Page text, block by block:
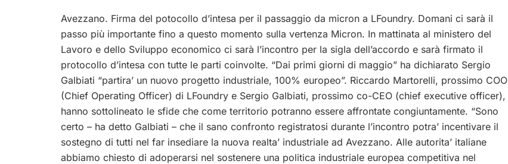
Avezzano. Firma del potocollo d’intesa per il passaggio da micron a LFoundry. Domani ci sarà il
passo più importante fino a questo momento sulla vertenza Micron. In mattinata al ministero del
Lavoro e dello Sviluppo economico ci sarà l’incontro per la sigla dell’accordo e sarà firmato il
protocollo d’intesa con tutte le parti coinvolte. “Dai primi giorni di maggio” ha dichiarato Sergio
Galbiati “partira’ un nuovo progetto industriale, 100% europeo”. Riccardo Martorelli, prossimo COO
(Chief Operating Officer) di LFoundry e Sergio Galbiati, prossimo co-CEO (chief executive officer),
hanno sottolineato le sfide che come territorio potranno essere affrontate congiuntamente. “Sono
certo – ha detto Galbiati – che il sano confronto registratosi durante l’incontro potra’ incentivare il
sostegno di tutti nel far insediare la nuova realta’ industriale ad Avezzano. Alle autorita’ italiane
abbiamo chiesto di adoperarsi nel sostenere una politica industriale europea competitiva nel